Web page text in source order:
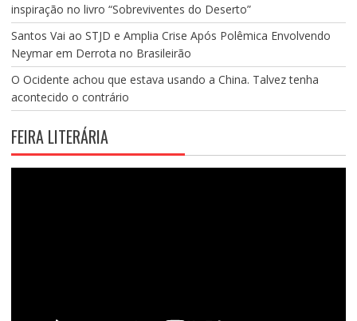
inspiração no livro “Sobreviventes do Deserto”
Santos Vai ao STJD e Amplia Crise Após Polêmica Envolvendo
Neymar em Derrota no Brasileirão
O Ocidente achou que estava usando a China. Talvez tenha
acontecido o contrário
FEIRA LITERÁRIA